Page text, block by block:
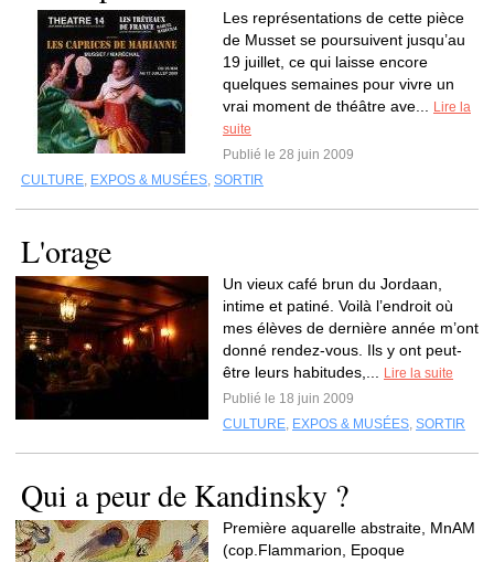
Les représentations de cette pièce
de Musset se poursuivent jusqu’au
19 juillet, ce qui laisse encore
quelques semaines pour vivre un
vrai moment de théâtre ave...
Lire la
suite
Publié le 28 juin 2009
CULTURE, EXPOS & MUSÉES, SORTIR
L'orage
Un vieux café brun du Jordaan,
intime et patiné. Voilà l’endroit où
mes élèves de dernière année m’ont
donné rendez-vous. Ils y ont peut-
être leurs habitudes,...
Lire la suite
Publié le 18 juin 2009
CULTURE, EXPOS & MUSÉES, SORTIR
Qui a peur de Kandinsky ?
Première aquarelle abstraite, MnAM
(cop.Flammarion, Epoque